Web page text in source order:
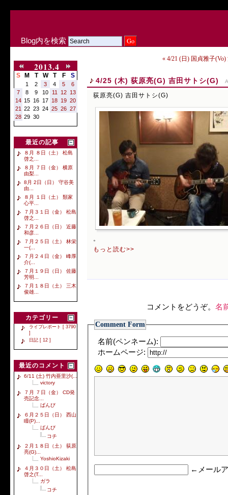
Blog内を検索
2013.4
S M T W T F S
1 2 3 4 5
6
7
8 9 10 11 12 13
14 15 16 17 18 19 20
21
22 23 24 25 26 27
28 29 30
最近の記事
８月 ８日（土） 松島
啓之...
８月 ７日（金） 横原
由梨...
8月 2日（日） 守谷美
由...
８月 １日（土） 類家
心平...
７月３１日（金） 松島
啓之...
７月２６日（日） 近藤
和彦...
７月２５日（土） 林栄
一(...
７月２４日（金） 峰厚
介(...
７月１９日（日） 佐藤
芳明...
７月１８日（土） 三木
俊雄...
カテゴリー
ライブレポート [ 3790
]
日記 [ 12 ]
最近のコメント
6/11 (土) 竹内亜里沙(...
victory
７月 ７日（金） CD発
売記念...
ばんび
６月２５日（日） 西山
瞳(P)...
ばんび
コチ
２月１８日（土） 荻原
亮(G)...
YoshioKizaki
４月３０日（土） 松島
啓之(T...
ガラ
コチ
« 4/21 (日) 国貞雅子
4/25 (木) 荻原亮(G) 吉田サトシ(G)
荻原亮(G) 吉田サトシ(G)
。
もっと読む>>
コメントをどうぞ。 名
Comment Form
名前(ペンネーム):
ホームページ:
←メール